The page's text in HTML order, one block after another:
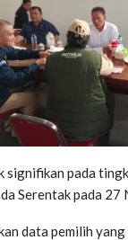
signifikan pada
Serentak pada
data pemilih